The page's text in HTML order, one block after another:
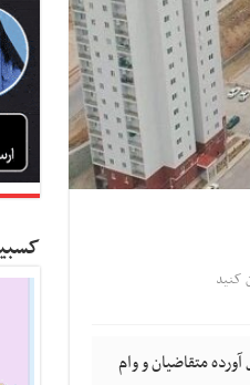
کنید
مسکن مهر بدون یک ریال آورده متقاضیان و وام